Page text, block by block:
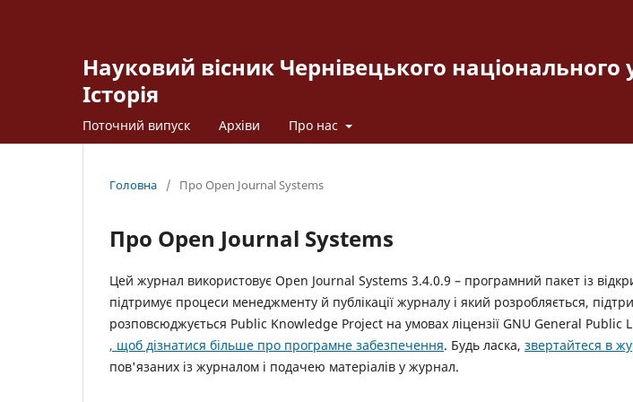
Науковий вісник Чернівецького
Історія
Поточний випуск Архіви Про нас
Головна / Про Open Journal Systems
Про Open Journal Systems
Цей журнал використовує Open Journal Systems 3.4.0.9 – програмний пакет із
підтримує процеси менеджменту й публікації журналу і який розробляється,
розповсюджується Public Knowledge Project на умовах ліцензії GNU General Public
, щоб дізнатися більше про програмне забезпечення. Будь ласка, звертайтеся в
пов'язаних із журналом і подачею матеріалів у журнал.